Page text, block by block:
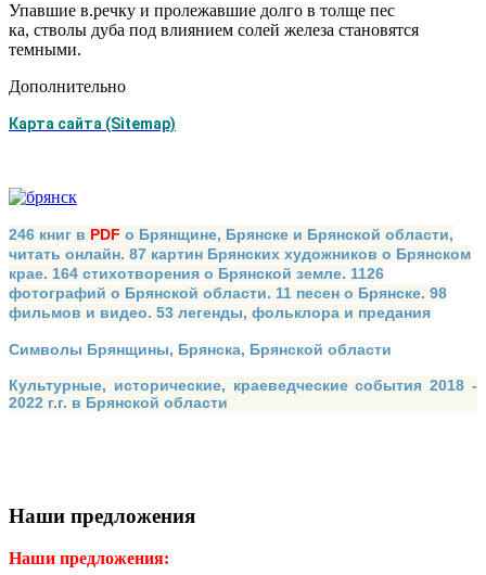
Упавшие в.речку и пролежавшие долго в толще пес­
ка, стволы дуба под влиянием солей железа становятся
темными.
Дополнительно
Карта сайта (Sitemap)
246 книг в PDF о Брянщине, Брянске и Брянской области,
читать онлайн. 87 картин Брянских художников о Брянском
крае. 164 стихотворения о Брянской земле. 1126
фотографий о Брянской области. 11 песен о Брянске. 98
фильмов и видео. 53 легенды, фольклора и предания
Символы Брянщины, Брянска, Брянской области
Культурные, исторические, краеведческие события 2018 -
2022 г.г. в Брянской области
Наши предложения
Наши предложения: